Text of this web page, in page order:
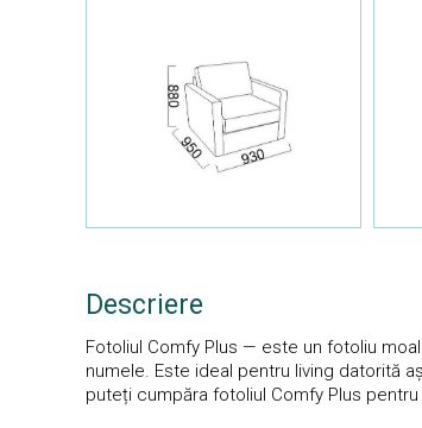
Descriere
Fotoliul Comfy Plus — este un fotoliu
numele. Este ideal pentru living datorită
puteți cumpăra fotoliul Comfy Plus